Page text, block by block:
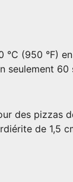
°C (950 °F)
seulement
des pizzas
de 1,5